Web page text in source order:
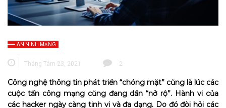
AN NINH MẠNG
Tháng Tám 23, 2021 2
Công nghệ thông tin phát triển “chóng mặt” cũng là lúc các
cuộc tấn công mạng cũng đang dần “nở rộ”. Hành vi của
các hacker ngày càng tinh vi và đa dạng. Do đó đòi hỏi các